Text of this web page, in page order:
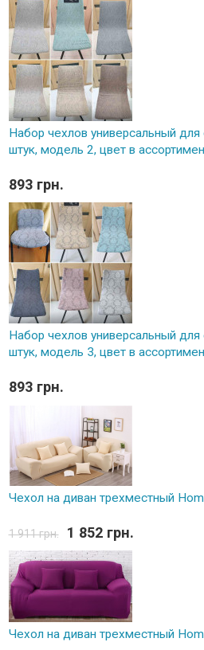
Набор чехлов универсальный для
штук, модель 2, цвет в
893 грн.
Набор чехлов универсальный для
штук, модель 3, цвет в
893 грн.
Чехол на диван трехместный
1 911 грн. 1 852 грн.
Чехол на диван трехместный